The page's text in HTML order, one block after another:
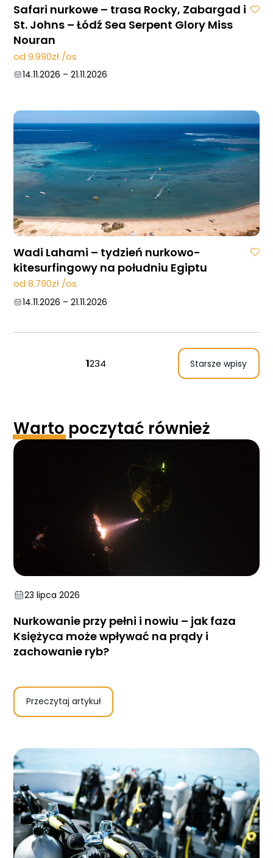
Safari nurkowe – trasa Rocky, Zabargad i
St. Johns – Łódź Sea Serpent Glory Miss
Nouran
od 9.990zł /os
14.11.2026 – 21.11.2026
Wadi Lahami – tydzień nurkowo-
kitesurfingowy na południu Egiptu
od 8.790zł /os
14.11.2026 – 21.11.2026
1234 Starsze wpisy
Wartopoczytać również
23 lipca 2026
Nurkowanie przy pełni i nowiu – jak faza
Księżyca może wpływać na prądy i
zachowanie ryb?
Przeczytaj artykuł